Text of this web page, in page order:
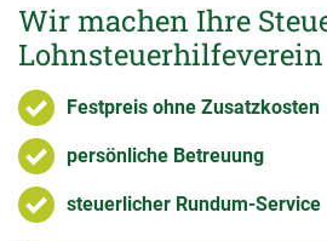
Wir machen Ihre
Festpreis ohne Zusatzkosten
persönliche Betreuung
steuerlicher Rundum-Service